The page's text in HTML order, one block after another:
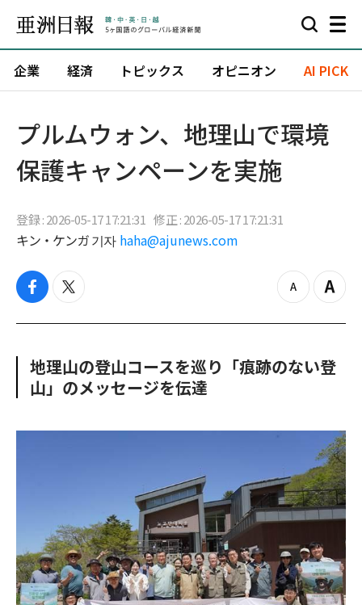
企業 経済 トピックス オピニオン AI PICK
プルムウォン、地理山で環境
保護キャンペーンを実施
登録 : 2026-05-17 17:21:31 修正 : 2026-05-17 17:21:31
キン・ケンガ 기자 haha@ajunews.com
f
c
o
o
k
t
i
e
r
z
o
u
Z
o
n
地理山の登山コースを巡り「痕跡のない登
山」のメッセージを伝達